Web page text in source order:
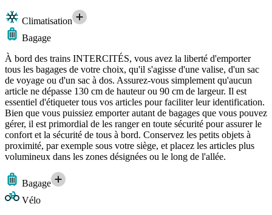
Climatisation
Bagage
À bord des trains INTERCITÉS, vous avez la liberté d'emporter
tous les bagages de votre choix, qu'il s'agisse d'une valise, d'un sac
de voyage ou d'un sac à dos. Assurez-vous simplement qu'aucun
article ne dépasse 130 cm de hauteur ou 90 cm de largeur. Il est
essentiel d'étiqueter tous vos articles pour faciliter leur identification.
Bien que vous puissiez emporter autant de bagages que vous pouvez
gérer, il est primordial de les ranger en toute sécurité pour assurer le
confort et la sécurité de tous à bord. Conservez les petits objets à
proximité, par exemple sous votre siège, et placez les articles plus
volumineux dans les zones désignées ou le long de l'allée.
Bagage
Vélo